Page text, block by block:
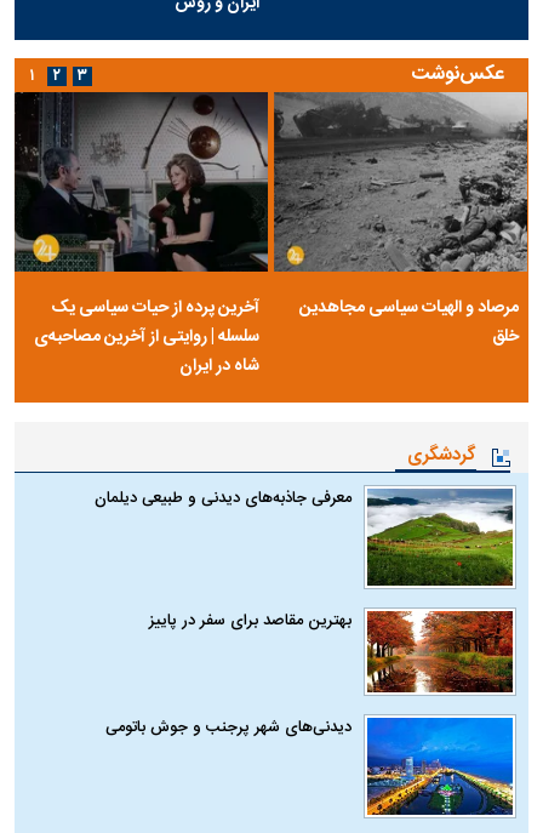
عکس‌نوشت
مرصاد و الهیات سیاسی مجاهدین
خلق
آخرین پرده از حیات سیاسی یک
سلسله | روایتی از آخرین مصاحبه‌ی
شاه در ایران
۱ ۲ ۳
گردشگری
معرفی جاذبه‌های دیدنی و طبیعی دیلمان
بهترین مقاصد برای سفر در پاییز
دیدنی‌های شهر پرجنب و جوش باتومی